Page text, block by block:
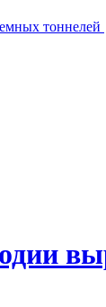
тоннелей